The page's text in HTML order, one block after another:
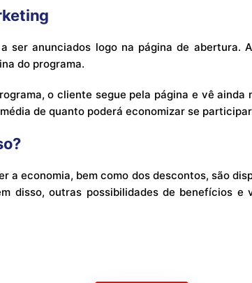
ser anunciados logo na página de abertura.
do programa.
o cliente segue pela página e vê ainda
de quanto poderá economizar se
a economia, bem como dos descontos, são
disso, outras possibilidades de benefícios e